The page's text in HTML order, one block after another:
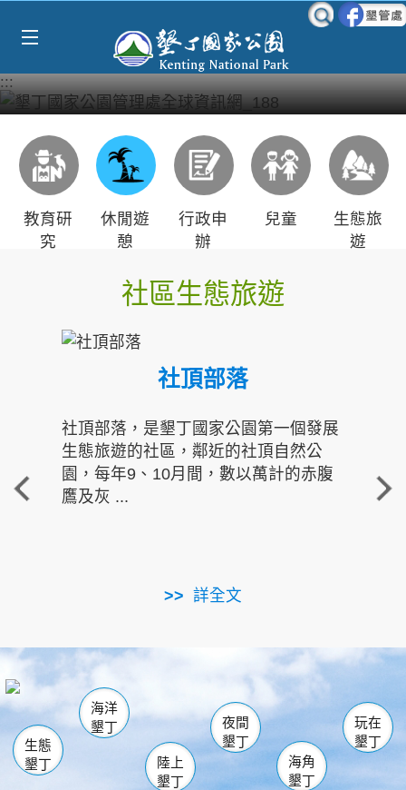
:::
教育研
究
休閒遊
憩
行政申
辦
兒童
生態旅
遊
社區生態旅遊
社頂部落
社頂部落，是墾丁國家公園第一個發展
生態旅遊的社區，鄰近的社頂自然公
園，每年9、10月間，數以萬計的赤腹
鷹及灰 ...
詳全文
重
走進
南仁湖
海生館
恆春 佳樂水
龍鑾潭自然中心 森林遊樂區
瓊麻館
關山 墾管處遊客中心
社頂公園 風吹沙
船帆石
白砂 龍磐公園
香蕉灣
砂島
鵝鑾鼻
生態
墾丁
海洋
墾丁
陸上
墾丁
夜間
墾丁
海角
墾丁
玩在
墾丁